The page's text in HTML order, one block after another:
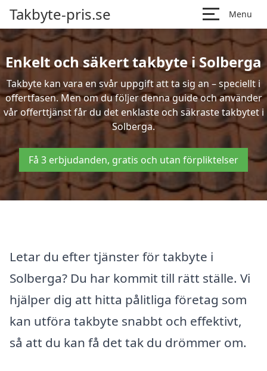
Takbyte-pris.se Menu
Enkelt och säkert takbyte i Solberga
Takbyte kan vara en svår uppgift att ta sig an – speciellt i
offertfasen. Men om du följer denna guide och använder
vår offerttjänst får du det enklaste och säkraste takbytet i
Solberga.
Få 3 erbjudanden, gratis och utan förpliktelser
Letar du efter tjänster för takbyte i
Solberga? Du har kommit till rätt ställe. Vi
hjälper dig att hitta pålitliga företag som
kan utföra takbyte snabbt och effektivt,
så att du kan få det tak du drömmer om.